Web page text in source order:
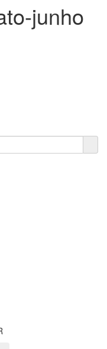
junho